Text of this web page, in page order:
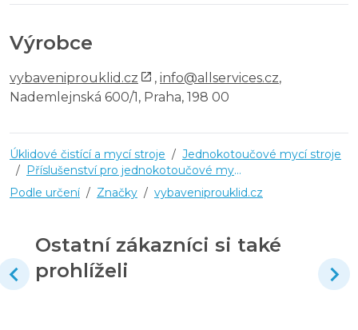
Výrobce
vybaveniprouklid.cz , info@allservices.cz,
Nademlejnská 600/1, Praha, 198 00
Úklidové čistící a mycí stroje / Jednokotoučové mycí stroje
/
Příslušenství pro jednokotoučové mycí stroje
Podle určení / Značky / vybaveniprouklid.cz
Ostatní zákazníci si také
prohlíželi